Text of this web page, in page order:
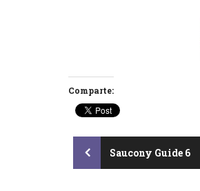
Comparte:
PostSaucony Guide 6